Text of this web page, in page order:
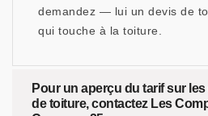
demandez — lui un devis de
qui touche à la toiture.
Pour un aperçu du tarif sur
de toiture, contactez Les